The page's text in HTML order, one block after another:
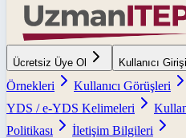
Ücretsiz Üye Ol Kullanıcı Girişi
Örnekleri
Kullanıcı Görüşleri
YDS / e-YDS Kelimeleri
Politikası
İletişim Bilgileri